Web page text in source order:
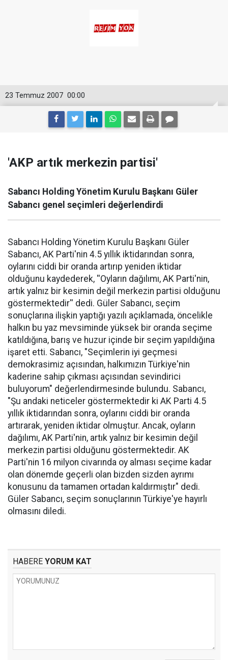
00:00
23 Temmuz 2007
'AKP artık merkezin partisi'
Sabancı Holding Yönetim Kurulu Başkanı Güler
Sabancı genel seçimleri değerlendirdi
Sabancı Holding Yönetim Kurulu Başkanı Güler
Sabancı, AK Parti'nin 4.5 yıllık iktidarından sonra,
oylarını ciddi bir oranda artırıp yeniden iktidar
olduğunu kaydederek, ''Oyların dağılımı, AK Parti'nin,
artık yalnız bir kesimin değil merkezin partisi olduğunu
göstermektedir'' dedi. Güler Sabancı, seçim
sonuçlarına ilişkin yaptığı yazılı açıklamada, öncelikle
halkın bu yaz mevsiminde yüksek bir oranda seçime
katıldığına, barış ve huzur içinde bir seçim yapıldığına
işaret etti. Sabancı, "Seçimlerin iyi geçmesi
demokrasimiz açısından, halkımızın Türkiye'nin
kaderine sahip çıkması açısından sevindirici
buluyorum" değerlendirmesinde bulundu. Sabancı,
"Şu andaki neticeler göstermektedir ki AK Parti 4.5
yıllık iktidarından sonra, oylarını ciddi bir oranda
artırarak, yeniden iktidar olmuştur. Ancak, oyların
dağılımı, AK Parti'nin, artık yalnız bir kesimin değil
merkezin partisi olduğunu göstermektedir. AK
Parti'nin 16 milyon civarında oy alması seçime kadar
olan dönemde geçerli olan bizden sizden ayrımı
konusunu da tamamen ortadan kaldırmıştır" dedi.
Güler Sabancı, seçim sonuçlarının Türkiye'ye hayırlı
olmasını diledi.
HABERE YORUM KAT